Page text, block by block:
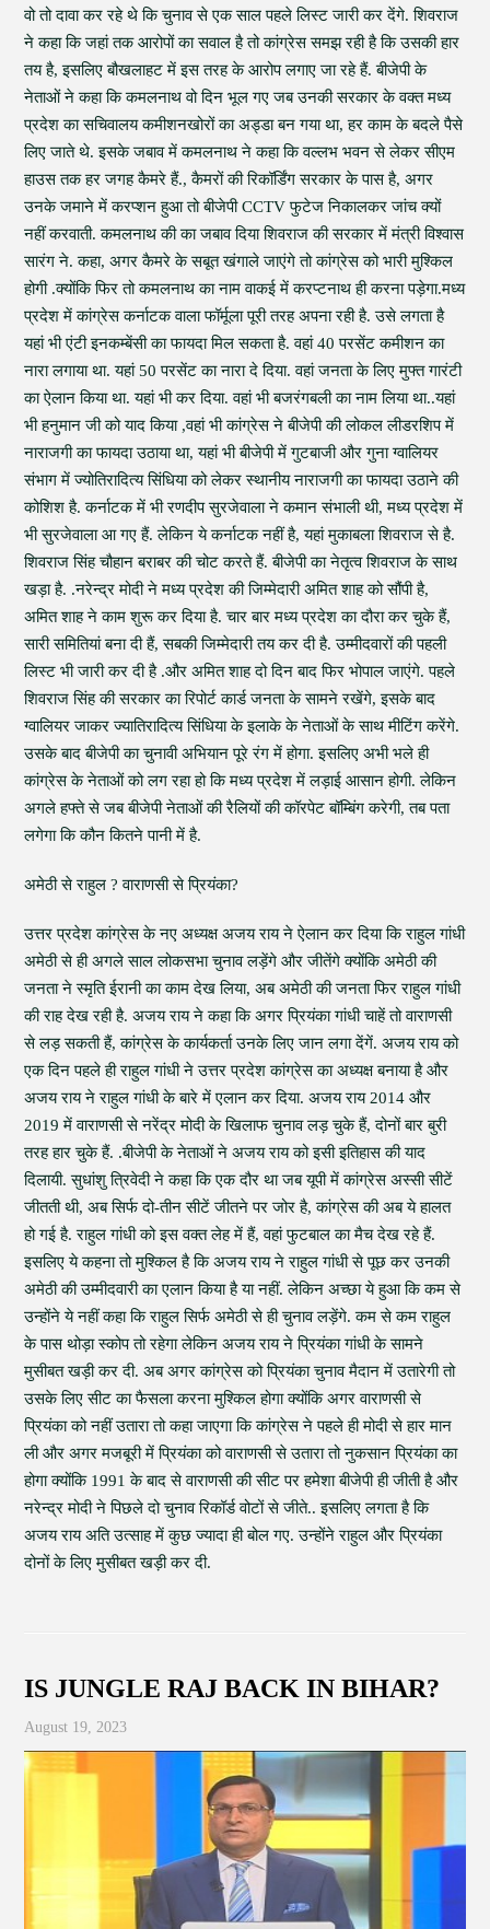
वो तो दावा कर रहे थे कि चुनाव से एक साल पहले लिस्ट जारी कर देंगे. शिवराज
ने कहा कि जहां तक आरोपों का सवाल है तो कांग्रेस समझ रही है कि उसकी हार
तय है, इसलिए बौखलाहट में इस तरह के आरोप लगाए जा रहे हैं. बीजेपी के
नेताओं ने कहा कि कमलनाथ वो दिन भूल गए जब उनकी सरकार के वक्त मध्य
प्रदेश का सचिवालय कमीशनखोरों का अड्डा बन गया था, हर काम के बदले पैसे
लिए जाते थे. इसके जबाव में कमलनाथ ने कहा कि वल्लभ भवन से लेकर सीएम
हाउस तक हर जगह कैमरे हैं., कैमरों की रिकॉर्डिंग सरकार के पास है, अगर
उनके जमाने में करप्शन हुआ तो बीजेपी CCTV फुटेज निकालकर जांच क्यों
नहीं करवाती. कमलनाथ की का जबाव दिया शिवराज की सरकार में मंत्री विश्वास
सारंग ने. कहा, अगर कैमरे के सबूत खंगाले जाएंगे तो कांग्रेस को भारी मुश्किल
होगी .क्योंकि फिर तो कमलनाथ का नाम वाकई में करप्टनाथ ही करना पड़ेगा.मध्य
प्रदेश में कांग्रेस कर्नाटक वाला फॉर्मूला पूरी तरह अपना रही है. उसे लगता है
यहां भी एंटी इनकम्बेंसी का फायदा मिल सकता है. वहां 40 परसेंट कमीशन का
नारा लगाया था. यहां 50 परसेंट का नारा दे दिया. वहां जनता के लिए मुफ्त गारंटी
का ऐलान किया था. यहां भी कर दिया. वहां भी बजरंगबली का नाम लिया था..यहां
भी हनुमान जी को याद किया ,वहां भी कांग्रेस ने बीजेपी की लोकल लीडरशिप में
नाराजगी का फायदा उठाया था, यहां भी बीजेपी में गुटबाजी और गुना ग्वालियर
संभाग में ज्योतिरादित्य सिंधिया को लेकर स्थानीय नाराजगी का फायदा उठाने की
कोशिश है. कर्नाटक में भी रणदीप सुरजेवाला ने कमान संभाली थी, मध्य प्रदेश में
भी सुरजेवाला आ गए हैं. लेकिन ये कर्नाटक नहीं है, यहां मुकाबला शिवराज से है.
शिवराज सिंह चौहान बराबर की चोट करते हैं. बीजेपी का नेतृत्व शिवराज के साथ
खड़ा है. .नरेन्द्र मोदी ने मध्य प्रदेश की जिम्मेदारी अमित शाह को सौंपी है,
अमित शाह ने काम शुरू कर दिया है. चार बार मध्य प्रदेश का दौरा कर चुके हैं,
सारी समितियां बना दी हैं, सबकी जिम्मेदारी तय कर दी है. उम्मीदवारों की पहली
लिस्ट भी जारी कर दी है .और अमित शाह दो दिन बाद फिर भोपाल जाएंगे. पहले
शिवराज सिंह की सरकार का रिपोर्ट कार्ड जनता के सामने रखेंगे, इसके बाद
ग्वालियर जाकर ज्यातिरादित्य सिंधिया के इलाके के नेताओं के साथ मीटिंग करेंगे.
उसके बाद बीजेपी का चुनावी अभियान पूरे रंग में होगा. इसलिए अभी भले ही
कांग्रेस के नेताओं को लग रहा हो कि मध्य प्रदेश में लड़ाई आसान होगी. लेकिन
अगले हफ्ते से जब बीजेपी नेताओं की रैलियों की कॉरपेट बॉम्बिंग करेगी, तब पता
लगेगा कि कौन कितने पानी में है.
अमेठी से राहुल ? वाराणसी से प्रियंका?
उत्तर प्रदेश कांग्रेस के नए अध्यक्ष अजय राय ने ऐलान कर दिया कि राहुल गांधी
अमेठी से ही अगले साल लोकसभा चुनाव लड़ेंगे और जीतेंगे क्योंकि अमेठी की
जनता ने स्मृति ईरानी का काम देख लिया, अब अमेठी की जनता फिर राहुल गांधी
की राह देख रही है. अजय राय ने कहा कि अगर प्रियंका गांधी चाहें तो वाराणसी
से लड़ सकती हैं, कांग्रेस के कार्यकर्ता उनके लिए जान लगा देंगें. अजय राय को
एक दिन पहले ही राहुल गांधी ने उत्तर प्रदेश कांग्रेस का अध्यक्ष बनाया है और
अजय राय ने राहुल गांधी के बारे में एलान कर दिया. अजय राय 2014 और
2019 में वाराणसी से नरेंद्र मोदी के खिलाफ चुनाव लड़ चुके हैं, दोनों बार बुरी
तरह हार चुके हैं. .बीजेपी के नेताओं ने अजय राय को इसी इतिहास की याद
दिलायी. सुधांशु त्रिवेदी ने कहा कि एक दौर था जब यूपी में कांग्रेस अस्सी सीटें
जीतती थी, अब सिर्फ दो-तीन सीटें जीतने पर जोर है, कांग्रेस की अब ये हालत
हो गई है. राहुल गांधी को इस वक्त लेह में हैं, वहां फुटबाल का मैच देख रहे हैं.
इसलिए ये कहना तो मुश्किल है कि अजय राय ने राहुल गांधी से पूछ कर उनकी
अमेठी की उम्मीदवारी का एलान किया है या नहीं. लेकिन अच्छा ये हुआ कि कम से
उन्होंने ये नहीं कहा कि राहुल सिर्फ अमेठी से ही चुनाव लड़ेंगे. कम से कम राहुल
के पास थोड़ा स्कोप तो रहेगा लेकिन अजय राय ने प्रियंका गांधी के सामने
मुसीबत खड़ी कर दी. अब अगर कांग्रेस को प्रियंका चुनाव मैदान में उतारेगी तो
उसके लिए सीट का फैसला करना मुश्किल होगा क्योंकि अगर वाराणसी से
प्रियंका को नहीं उतारा तो कहा जाएगा कि कांग्रेस ने पहले ही मोदी से हार मान
ली और अगर मजबूरी में प्रियंका को वाराणसी से उतारा तो नुकसान प्रियंका का
होगा क्योंकि 1991 के बाद से वाराणसी की सीट पर हमेशा बीजेपी ही जीती है और
नरेन्द्र मोदी ने पिछले दो चुनाव रिकॉर्ड वोटों से जीते.. इसलिए लगता है कि
अजय राय अति उत्साह में कुछ ज्यादा ही बोल गए. उन्होंने राहुल और प्रियंका
दोनों के लिए मुसीबत खड़ी कर दी.
IS JUNGLE RAJ BACK IN BIHAR?
August 19, 2023